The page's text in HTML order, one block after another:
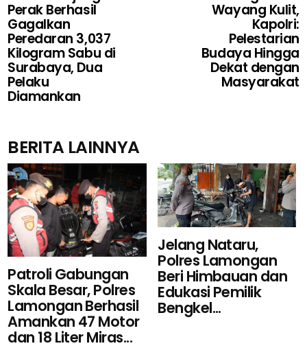
Perak Berhasil
Gagalkan
Peredaran 3,037
Kilogram Sabu di
Surabaya, Dua
Pelaku
Diamankan
Wayang Kulit,
Kapolri:
Pelestarian
Budaya Hingga
Dekat dengan
Masyarakat
BERITA LAINNYA
Patroli Gabungan
Skala Besar, Polres
Lamongan Berhasil
Amankan 47 Motor
dan 18 Liter Miras...
Jelang Nataru,
Polres Lamongan
Beri Himbauan dan
Edukasi Pemilik
Bengkel...